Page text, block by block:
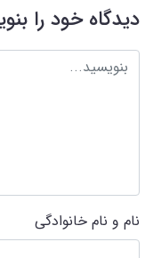
دیدگاه خود را
نام و نام خانوادگی